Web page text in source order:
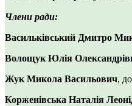
Члени ради:
Васильківський Дмитро
Волощук Юлія
Жук Микола Васильович,
Корженівська Наталія